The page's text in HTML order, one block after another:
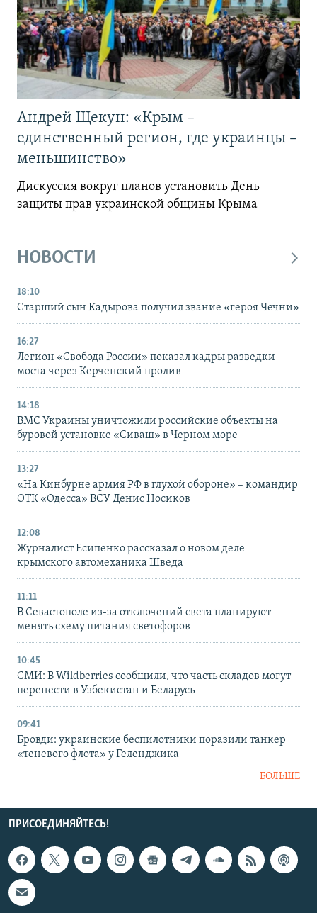
Андрей Щекун: «Крым –
единственный регион, где украинцы –
меньшинство»
Дискуссия вокруг планов установить День
защиты прав украинской общины Крыма
НОВОСТИ
18:10
Старший сын Кадырова получил звание «героя Чечни»
16:27
Легион «Свобода России» показал кадры разведки
моста через Керченский пролив
14:18
ВМС Украины уничтожили российские объекты на
буровой установке «Сиваш» в Черном море
13:27
«На Кинбурне армия РФ в глухой обороне» – командир
ОТК «Одесса» ВСУ Денис Носиков
12:08
Журналист Есипенко рассказал о новом деле
крымского автомеханика Шведа
11:11
В Севастополе из-за отключений света планируют
менять схему питания светофоров
10:45
СМИ: В Wildberries сообщили, что часть складов могут
перенести в Узбекистан и Беларусь
09:41
Бровди: украинские беспилотники поразили танкер
«теневого флота» у Геленджика
БОЛЬШЕ
ПРИСОЕДИНЯЙТЕСЬ!